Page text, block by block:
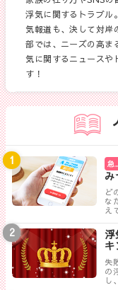
浮気に関するトラブル
気報道も、決して対岸
部では、ニーズの高ま
気に関するニュースや
す！
急
み
ど
な
え
つ
浮
キ
失
の
し